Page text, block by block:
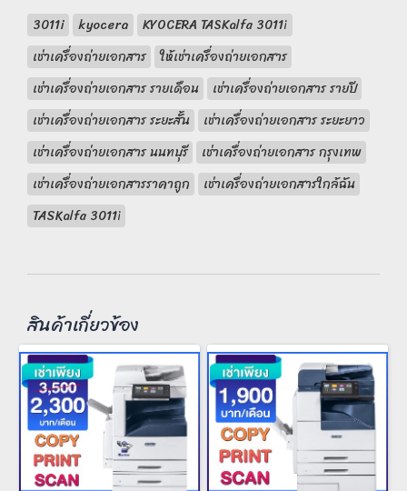
3011i kyocera
KYOCERA TASKalfa 3011i
เช่าเครื่องถ่ายเอกสาร
ให้เช่าเครื่องถ่ายเอกสาร
เช่าเครื่องถ่ายเอกสาร รายเดือน
เช่าเครื่องถ่ายเอกสาร รายปี
เช่าเครื่องถ่ายเอกสาร ระยะสั้น
เช่าเครื่องถ่ายเอกสาร ระยะยาว
เช่าเครื่องถ่ายเอกสาร นนทบุรี
เช่าเครื่องถ่ายเอกสาร กรุงเทพ
เช่าเครื่องถ่ายเอกสารราคาถูก
เช่าเครื่องถ่ายเอกสารใกล้ฉัน
TASKalfa 3011i
สินค้าเกี่ยวข้อง